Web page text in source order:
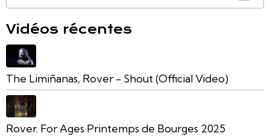
Vidéos récentes
The Limiñanas, Rover - Shout (Official Video)
Rover. For Ages Printemps de Bourges 2025